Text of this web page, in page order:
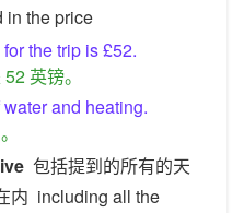
in the price
the trip is £52.
英镑。
and heating.
包括提到的所有的天
内 including all the